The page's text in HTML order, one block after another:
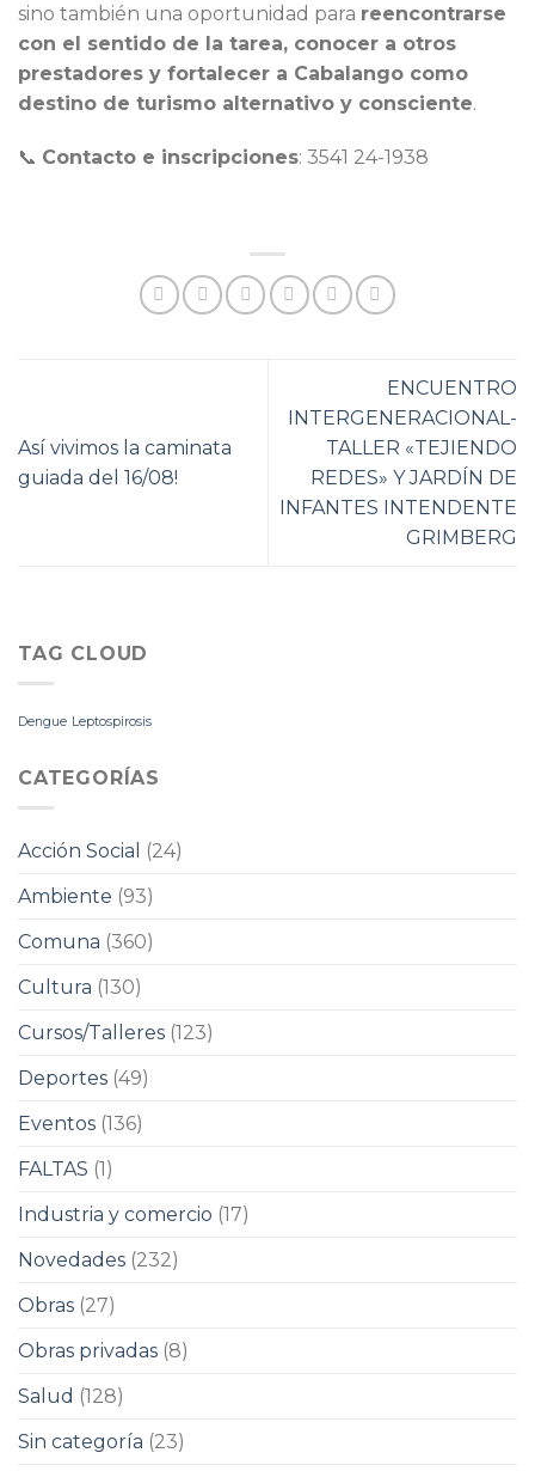
sino también una oportunidad para reencontrarse
con el sentido de la tarea, conocer a otros
prestadores y fortalecer a Cabalango como
destino de turismo alternativo y consciente.
📞 Contacto e inscripciones: 3541 24-1938
Así vivimos la caminata
guiada del 16/08!
ENCUENTRO
INTERGENERACIONAL-
TALLER «TEJIENDO
REDES» Y JARDÍN DE
INFANTES INTENDENTE
GRIMBERG
TAG CLOUD
Dengue Leptospirosis
CATEGORÍAS
Acción Social
(24)
Ambiente (93)
Comuna (360)
Cultura (130)
Cursos/Talleres (123)
Deportes (49)
Eventos (136)
FALTAS (1)
Industria y comercio (17)
Novedades (232)
Obras (27)
Obras privadas (8)
Salud (128)
Sin categoría (23)